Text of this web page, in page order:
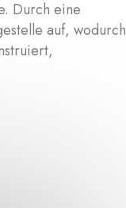
Durch eine
auf, wodurch